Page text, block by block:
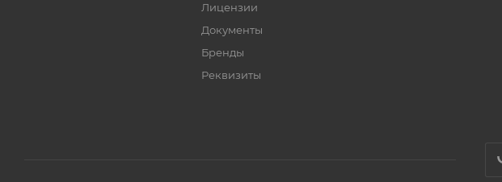
Лицензии
Документы
Бренды
Реквизиты